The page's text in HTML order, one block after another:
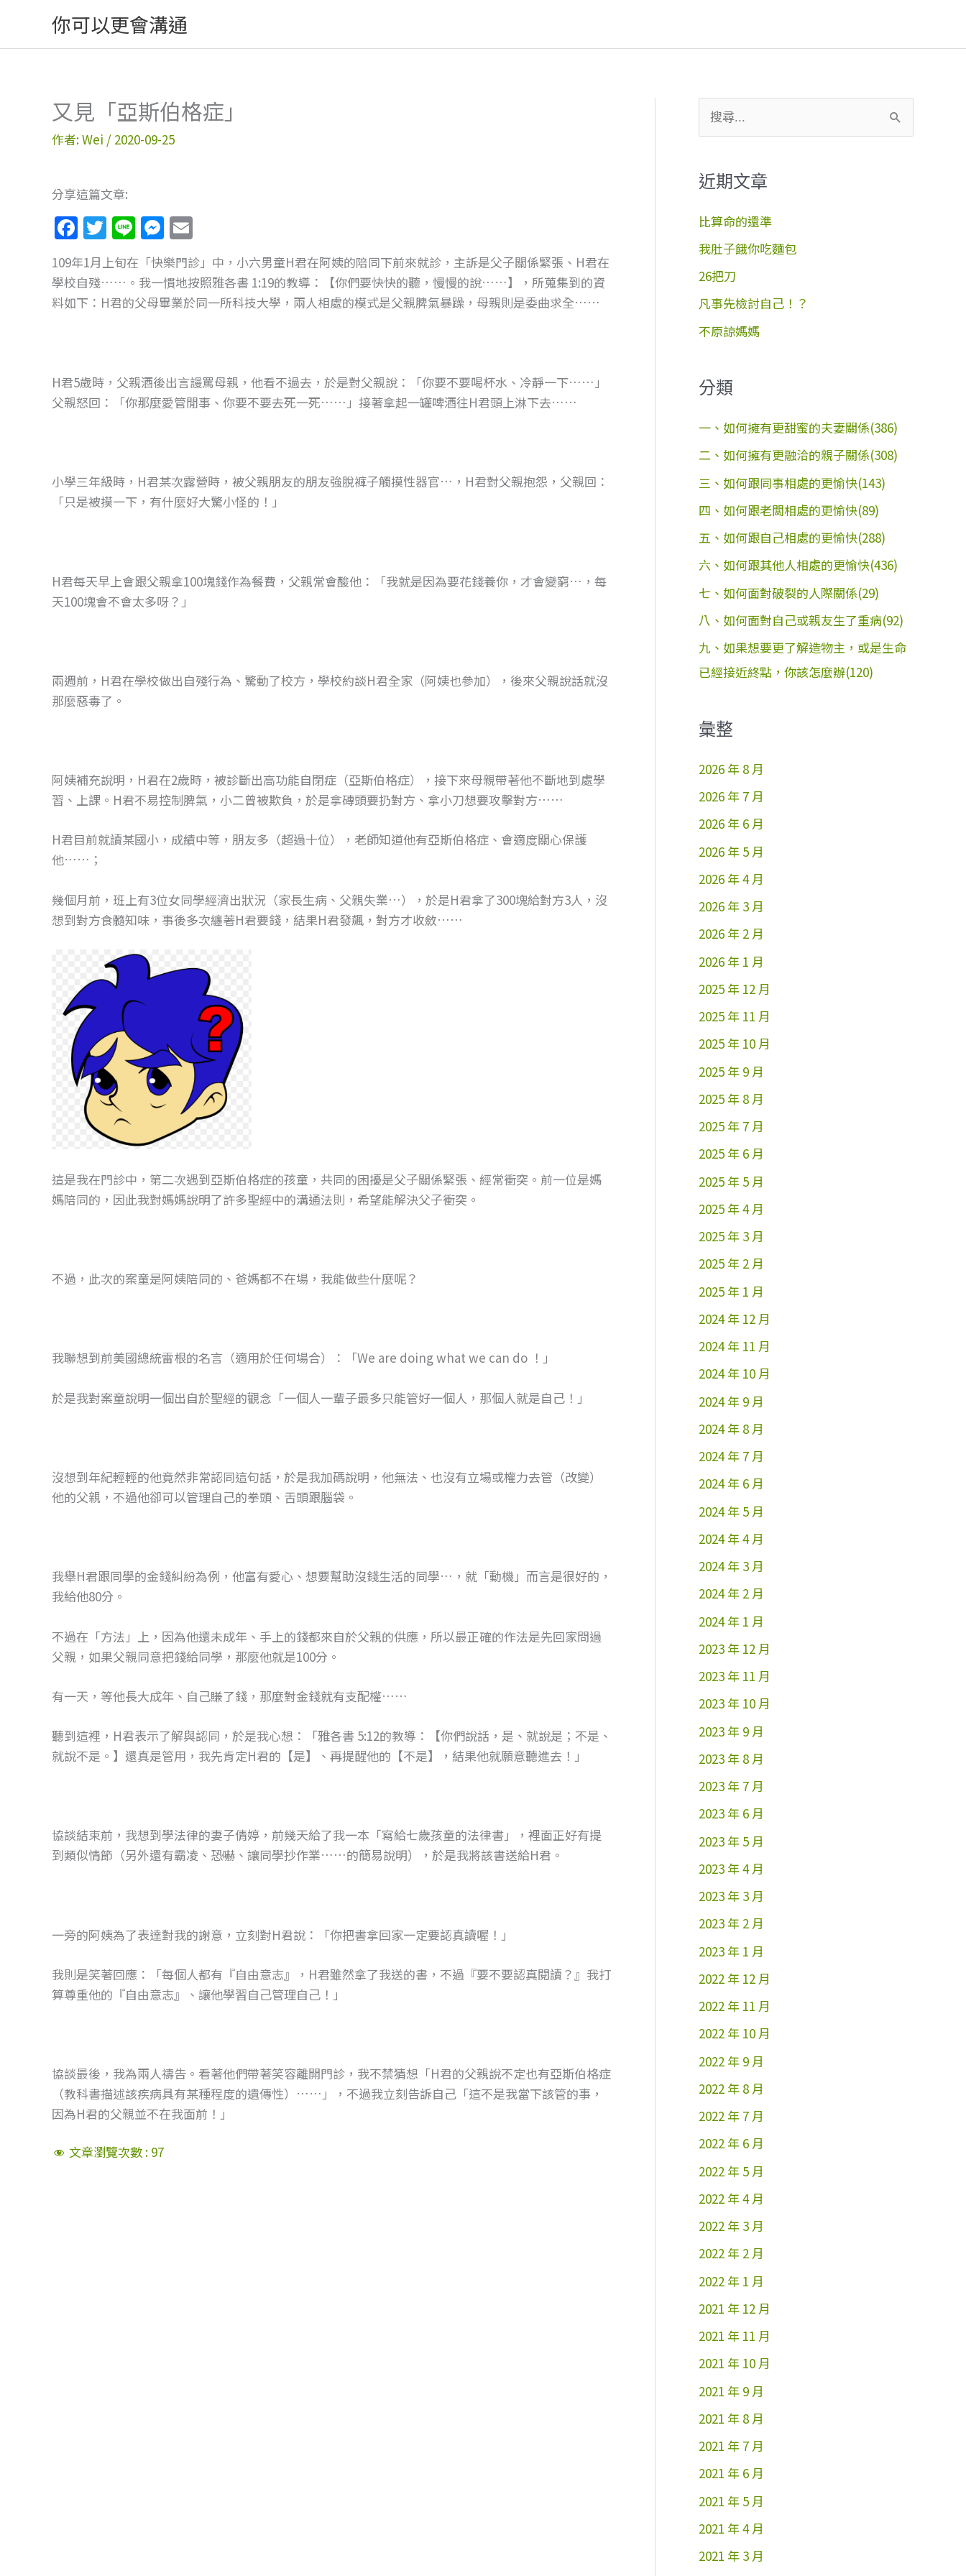
主
你可以更會溝通
又見「亞斯伯格症」
作者:Wei / 2020-09-25
分享這篇文章:
F
a
c
e
k
T
w
itt
er
Li
n
e
M
e
ss
e
m
ai
l
109年1月上旬在「快樂門診」中，小六男童H君在阿姨的陪同下前來就診，主訴是父子關係緊張、H君在
學校自殘……。我一慣地按照雅各書 1:19的教導：【你們要快快的聽，慢慢的說……】，所蒐集到的資
料如下：H君的父母畢業於同一所科技大學，兩人相處的模式是父親脾氣暴躁，母親則是委曲求全……
H君5歲時，父親酒後出言謾罵母親，他看不過去，於是對父親說：「你要不要喝杯水、冷靜一下……」
父親怒回：「你那麼愛管閒事、你要不要去死一死……」接著拿起一罐啤酒往H君頭上淋下去……
小學三年級時，H君某次露營時，被父親朋友的朋友強脫褲子觸摸性器官…，H君對父親抱怨，父親回：
「只是被摸一下，有什麼好大驚小怪的！」
H君每天早上會跟父親拿100塊錢作為餐費，父親常會酸他：「我就是因為要花錢養你，才會變窮…，每
天100塊會不會太多呀？」
兩週前，H君在學校做出自殘行為、驚動了校方，學校約談H君全家（阿姨也參加），後來父親說話就沒
那麼惡毒了。
阿姨補充說明，H君在2歲時，被診斷出高功能自閉症（亞斯伯格症），接下來母親帶著他不斷地到處學
習、上課。H君不易控制脾氣，小二曾被欺負，於是拿磚頭要扔對方、拿小刀想要攻擊對方……
H君目前就讀某國小，成績中等，朋友多（超過十位），老師知道他有亞斯伯格症、會適度關心保護
他……；
幾個月前，班上有3位女同學經濟出狀況（家長生病、父親失業…），於是H君拿了300塊給對方3人，沒
想到對方食髓知味，事後多次纏著H君要錢，結果H君發飆，對方才收斂……
這是我在門診中，第二次遇到亞斯伯格症的孩童，共同的困擾是父子關係緊張、經常衝突。前一位是媽
媽陪同的，因此我對媽媽說明了許多聖經中的溝通法則，希望能解決父子衝突。
不過，此次的案童是阿姨陪同的、爸媽都不在場，我能做些什麼呢？
我聯想到前美國總統雷根的名言（適用於任何場合）：「We are doing what we can do ！」
於是我對案童說明一個出自於聖經的觀念「一個人一輩子最多只能管好一個人，那個人就是自己！」
沒想到年紀輕輕的他竟然非常認同這句話，於是我加碼說明，他無法、也沒有立場或權力去管（改變）
他的父親，不過他卻可以管理自己的拳頭、舌頭跟腦袋。
我舉H君跟同學的金錢糾紛為例，他富有愛心、想要幫助沒錢生活的同學…，就「動機」而言是很好的，
我給他80分。
不過在「方法」上，因為他還未成年、手上的錢都來自於父親的供應，所以最正確的作法是先回家問過
父親，如果父親同意把錢給同學，那麼他就是100分。
有一天，等他長大成年、自己賺了錢，那麼對金錢就有支配權……
聽到這裡，H君表示了解與認同，於是我心想：「雅各書 5:12的教導：【你們說話，是、就說是；不是、
就說不是。】還真是管用，我先肯定H君的【是】、再提醒他的【不是】，結果他就願意聽進去！」
協談結束前，我想到學法律的妻子倩婷，前幾天給了我一本「寫給七歲孩童的法律書」，裡面正好有提
到類似情節（另外還有霸凌、恐嚇、讓同學抄作業……的簡易說明），於是我將該書送給H君。
一旁的阿姨為了表達對我的謝意，立刻對H君說：「你把書拿回家一定要認真讀喔！」
我則是笑著回應：「每個人都有『自由意志』，H君雖然拿了我送的書，不過『要不要認真閱讀？』我打
算尊重他的『自由意志』、讓他學習自己管理自己！」
協談最後，我為兩人禱告。看著他們帶著笑容離開門診，我不禁猜想「H君的父親說不定也有亞斯伯格症
（教科書描述該疾病具有某種程度的遺傳性）……」，不過我立刻告訴自己「這不是我當下該管的事，
因為H君的父親並不在我面前！」
文章瀏覽次數 : 97
尋
鍵
字
:
近期文章
比算命的還準
我肚子餓你吃麵包
26把刀
凡事先檢討自己！？
不原諒媽媽
分類
一、如何擁有更甜蜜的夫妻關係(386)
二、如何擁有更融洽的親子關係(308)
三、如何跟同事相處的更愉快(143)
四、如何跟老闆相處的更愉快(89)
五、如何跟自己相處的更愉快(288)
六、如何跟其他人相處的更愉快(436)
七、如何面對破裂的人際關係(29)
八、如何面對自己或親友生了重病(92)
九、如果想要更了解造物主，或是生命
已經接近終點，你該怎麼辦(120)
彙整
2026 年 8 月
2026 年 7 月
2026 年 6 月
2026 年 5 月
2026 年 4 月
2026 年 3 月
2026 年 2 月
2026 年 1 月
2025 年 12 月
2025 年 11 月
2025 年 10 月
2025 年 9 月
2025 年 8 月
2025 年 7 月
2025 年 6 月
2025 年 5 月
2025 年 4 月
2025 年 3 月
2025 年 2 月
2025 年 1 月
2024 年 12 月
2024 年 11 月
2024 年 10 月
2024 年 9 月
2024 年 8 月
2024 年 7 月
2024 年 6 月
2024 年 5 月
2024 年 4 月
2024 年 3 月
2024 年 2 月
2024 年 1 月
2023 年 12 月
2023 年 11 月
2023 年 10 月
2023 年 9 月
2023 年 8 月
2023 年 7 月
2023 年 6 月
2023 年 5 月
2023 年 4 月
2023 年 3 月
2023 年 2 月
2023 年 1 月
2022 年 12 月
2022 年 11 月
2022 年 10 月
2022 年 9 月
2022 年 8 月
2022 年 7 月
2022 年 6 月
2022 年 5 月
2022 年 4 月
2022 年 3 月
2022 年 2 月
2022 年 1 月
2021 年 12 月
2021 年 11 月
2021 年 10 月
2021 年 9 月
2021 年 8 月
2021 年 7 月
2021 年 6 月
2021 年 5 月
2021 年 4 月
2021 年 3 月